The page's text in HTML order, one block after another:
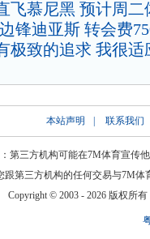
飞慕尼黑 预计周二
锋迪亚斯 转会费
极致的追求 我很适
本站声明 联系我们
第三方机构可能在7M体育宣传
跟第三方机构的任何交易与7M
Copyright © 2003 - 2026 版权所有